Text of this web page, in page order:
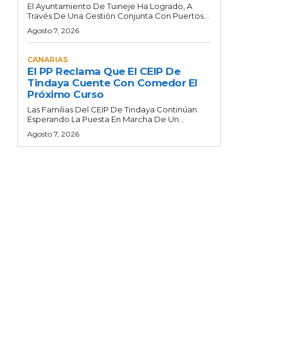
El Ayuntamiento De Tuineje Ha Logrado, A
Través De Una Gestión Conjunta Con Puertos...
Agosto 7, 2026
CANARIAS
El PP Reclama Que El CEIP De
Tindaya Cuente Con Comedor El
Próximo Curso
Las Familias Del CEIP De Tindaya Continúan
Esperando La Puesta En Marcha De Un...
Agosto 7, 2026